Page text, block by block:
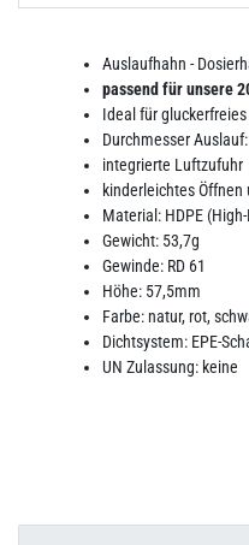
Auslaufhahn -
passend für unsere
Ideal für
Durchmesser
integrierte Luftzufuhr
kinderleichtes
Material: HDPE
Gewicht: 53,7g
Gewinde: RD 61
Höhe: 57,5mm
Farbe: natur, rot,
Dichtsystem: EPE-
UN Zulassung: keine